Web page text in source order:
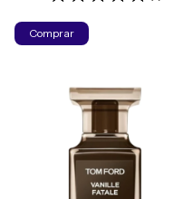
Comprar